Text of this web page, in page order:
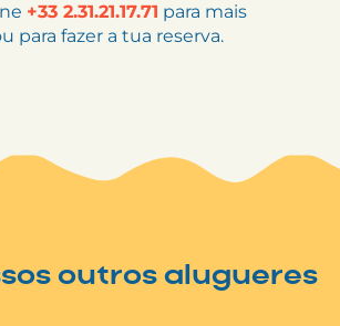
+33 2.31.21.17.71 para mais
para fazer a tua reserva.
outros alugueres